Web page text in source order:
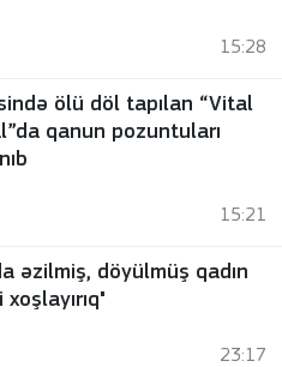
15:28
ölü döl tapılan “Vital
qanun pozuntuları
15:21
əzilmiş, döyülmüş qadın
23:17